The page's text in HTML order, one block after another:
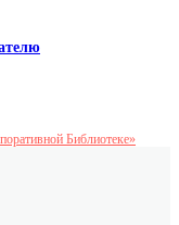
Библиотеке»